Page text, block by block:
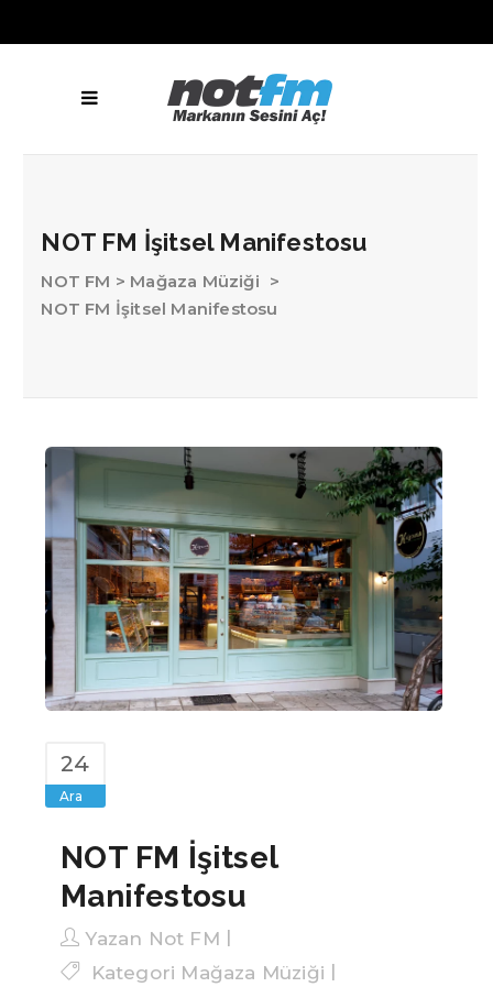
NOT FM İşitsel Manifestosu
NOT FM > Mağaza Müziği >
NOT FM İşitsel Manifestosu
24
Ara
NOT FM İşitsel
Manifestosu
Yazan Not FM
Kategori Mağaza Müziği